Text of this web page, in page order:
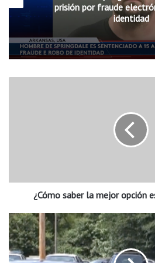
prisión por fraude
identidad
e
a
m
e
j
¿Cómo saber la mejor opción
P
o
l
i